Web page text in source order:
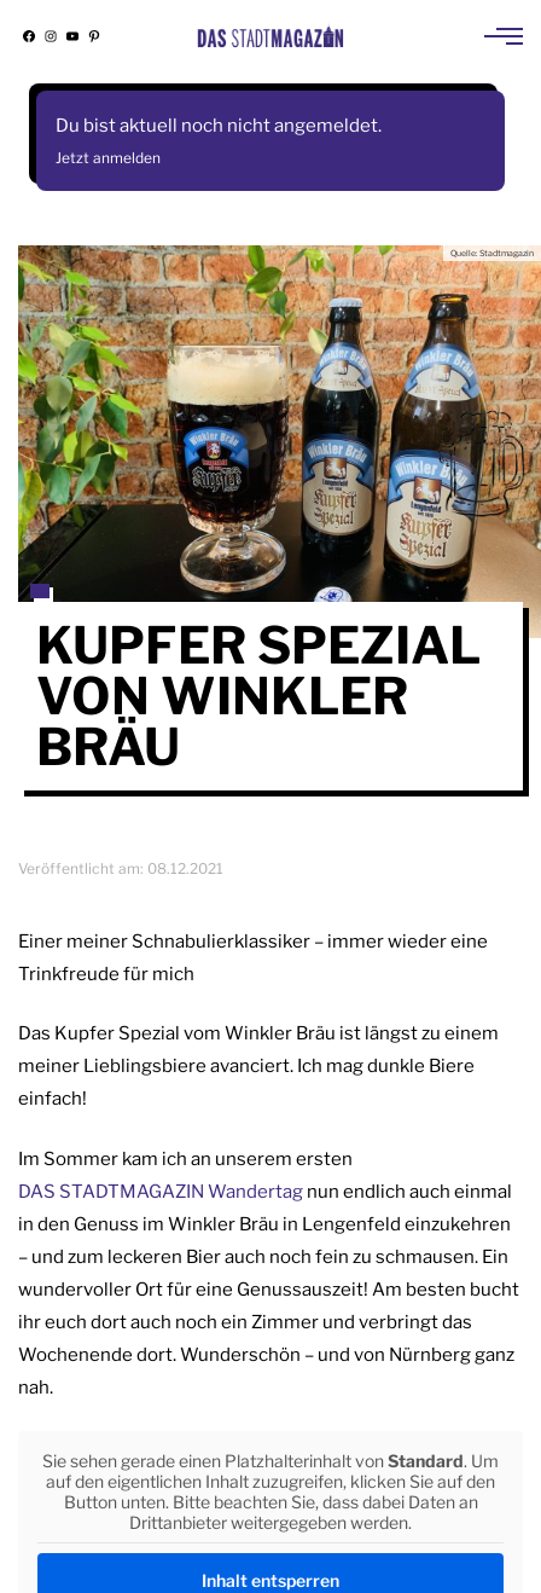
Skip
Facebook
Instagram
YouTube
Pinterest
Du bist aktuell noch nicht angemeldet.
Jetzt anmelden
Quelle: Stadtmagazin
KUPFER SPEZIAL
VON WINKLER
BRÄU
Veröffentlicht am: 08.12.2021
Einer meiner Schnabulierklassiker – immer wieder eine
Trinkfreude für mich
Das Kupfer Spezial vom Winkler Bräu ist längst zu einem
meiner Lieblingsbiere avanciert. Ich mag dunkle Biere
einfach!
Im Sommer kam ich an unserem ersten
DAS STADTMAGAZIN Wandertag nun endlich auch einmal
in den Genuss im Winkler Bräu in Lengenfeld einzukehren
– und zum leckeren Bier auch noch fein zu schmausen. Ein
wundervoller Ort für eine Genussauszeit! Am besten bucht
ihr euch dort auch noch ein Zimmer und verbringt das
Wochenende dort. Wunderschön – und von Nürnberg ganz
nah.
Sie sehen gerade einen Platzhalterinhalt vonStandard. Um
auf den eigentlichen Inhalt zuzugreifen, klicken Sie auf den
Button unten. Bitte beachten Sie, dass dabei Daten an
Drittanbieter weitergegeben werden.
Inhalt entsperren